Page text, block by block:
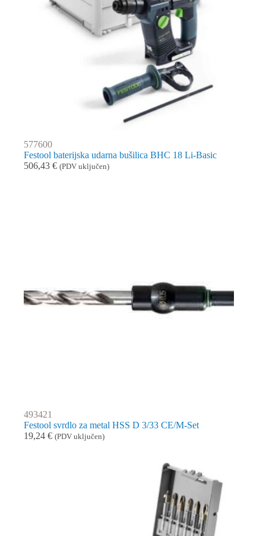
577600
Festool baterijska udarna bušilica BHC 18 Li-Basic
506,43 € (PDV uključen)
493421
Festool svrdlo za metal HSS D 3/33 CE/M-Set
19,24 € (PDV uključen)